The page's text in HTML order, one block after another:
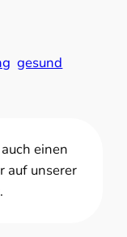
gesund
einen
auf unserer